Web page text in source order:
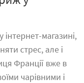
магазині,
стрес, але і
Франції вже в
чарівними і